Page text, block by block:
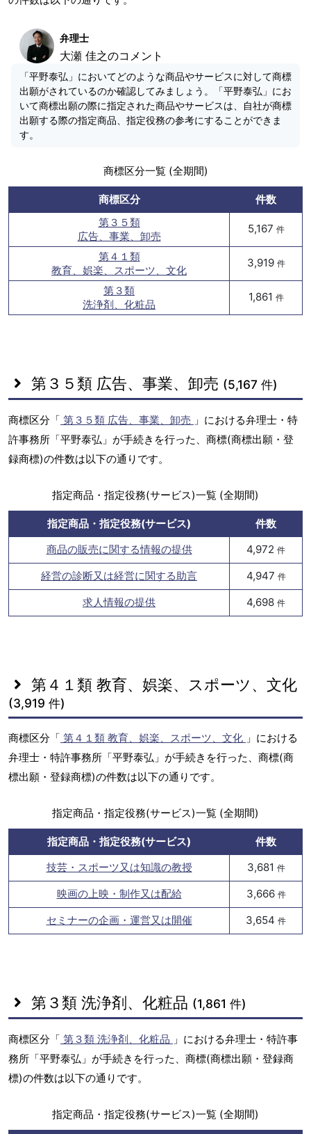
弁理士
大瀬 佳之のコメント
「平野泰弘」においてどのような商品やサービスに対して商標
出願がされているのか確認してみましょう。「平野泰弘」にお
いて商標出願の際に指定された商品やサービスは、自社が商標
出願する際の指定商品、指定役務の参考にすることができま
す。
商標区分一覧 (全期間)
商標区分
件数
第３５類
広告、事業、卸売
5,167 件
第４１類
教育、娯楽、スポーツ、文化
3,919 件
第３類
洗浄剤、化粧品
1,861 件
第３５類 広告、事業、卸売 (5,167 件)
商標区分「 第３５類 広告、事業、卸売 」における弁理士・特
許事務所「平野泰弘」が手続きを行った、商標(商標出願・登
録商標)の件数は以下の通りです。
指定商品・指定役務(サービス)一覧 (全期間)
指定商品・指定役務(サービス)
件数
商品の販売に関する情報の提供
4,972 件
経営の診断又は経営に関する助言 4,947 件
求人情報の提供 4,698 件
第４１類 教育、娯楽、スポーツ、文化
(3,919 件)
商標区分「 第４１類 教育、娯楽、スポーツ、文化 」における
弁理士・特許事務所「平野泰弘」が手続きを行った、商標(商
標出願・登録商標)の件数は以下の通りです。
指定商品・指定役務(サービス)一覧 (全期間)
指定商品・指定役務(サービス)
件数
技芸・スポーツ又は知識の教授
3,681 件
映画の上映・制作又は配給 3,666 件
セミナーの企画・運営又は開催 3,654 件
第３類 洗浄剤、化粧品 (1,861 件)
商標区分「 第３類 洗浄剤、化粧品 」における弁理士・特許事
務所「平野泰弘」が手続きを行った、商標(商標出願・登録商
標)の件数は以下の通りです。
指定商品・指定役務(サービス)一覧 (全期間)